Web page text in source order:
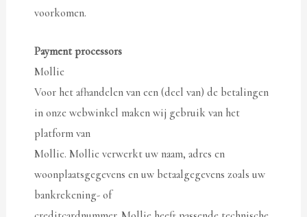
voorkomen.
Payment processors
Mollie
Voor het afhandelen van een (deel van) de betalingen
in onze webwinkel maken wij gebruik van het
platform van
Mollie. Mollie verwerkt uw naam, adres en
woonplaatsgegevens en uw betaalgegevens zoals uw
bankrekening- of